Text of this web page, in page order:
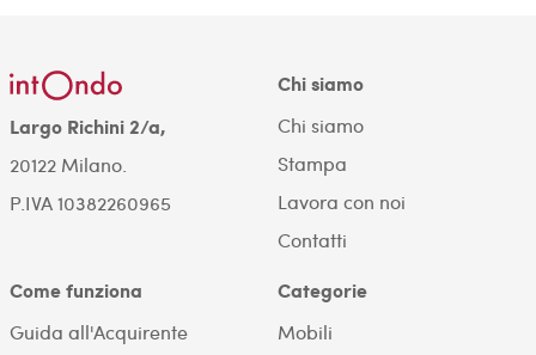
Largo Richini 2/a,
20122 Milano.
P.IVA 10382260965
Chi siamo
Chi siamo
Stampa
Lavora con noi
Contatti
Come funziona
Guida all'Acquirente
Categorie
Mobili